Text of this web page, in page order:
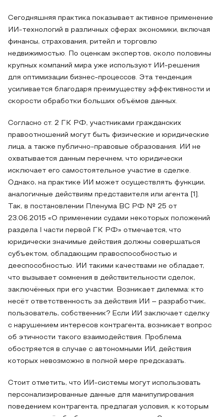
Сегодняшняя практика показывает активное применение
ИИ-технологий в различных сферах экономики, включая
финансы, страхования, ритейл и торговлю
недвижимостью. По оценкам экспертов, около половины
крупных компаний мира уже используют ИИ-решения
для оптимизации бизнес-процессов. Эта тенденция
усиливается благодаря преимуществу эффективности и
скорости обработки больших объёмов данных.
Согласно ст. 2 ГК РФ, участниками гражданских
правоотношений могут быть физические и юридические
лица, а также публично-правовые образования. ИИ не
охватывается данным перечнем, что юридически
исключает его самостоятельное участие в сделке.
Однако, на практике ИИ может осуществлять функции,
аналогичные действиям представителя или агента [1].
Так, в постановлении Пленума ВС РФ № 25 от
23.06.2015 «О применении судами некоторых положений
раздела I части первой ГК РФ» отмечается, что
юридически значимые действия должны совершаться
субъектом, обладающим правоспособностью и
дееспособностью. ИИ такими качествами не обладает,
что вызывает сомнения в действительности сделок,
заключённых при его участии. Возникает дилемма: кто
несёт ответственность за действия ИИ – разработчик,
пользователь, собственник? Если ИИ заключает сделку
с нарушением интересов контрагента, возникает вопрос
об этичности такого взаимодействия. Проблема
обостряется в случае с автономными ИИ, действия
которых невозможно в полной мере предсказать.
Стоит отметить, что ИИ-системы могут использовать
персонализированные данные для манипулирования
поведением контрагента, предлагая условия, к которым